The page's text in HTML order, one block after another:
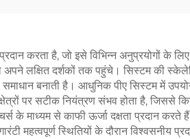
करता है, जो इसे विभिन्न अनुप्रयोगों
अपने लक्षित दर्शकों तक पहुंचे। सिस्टम की
समाधान बनाती है। आधुनिक पीए सिस्टम में
पर सटीक नियंत्रण संभव होता है, जिससे
के माध्यम से काफी ऊर्जा दक्षता प्रदान
महत्वपूर्ण स्थितियों के दौरान